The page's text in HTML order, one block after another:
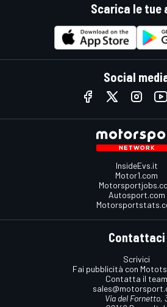
Scarica le tue
Social
InsideEvs.it
Motor1.com
Autosport.com
Contattaci
Scrivici
Fai pubblicità con
Contatta il team
Via del Fornetto,